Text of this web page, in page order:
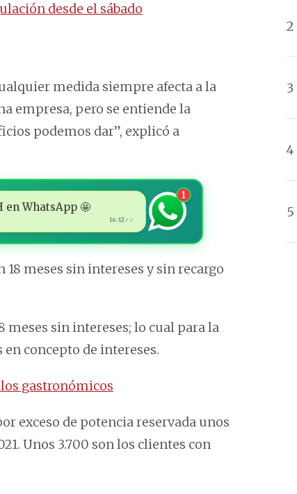
desde el sábado
medida siempre afecta a la
empresa, pero se entiende la
podemos dar”, explicó a
en WhatsApp 🤩
16:12✓✓
1
meses sin intereses y sin recargo
meses sin intereses; lo cual para la
concepto de intereses.
gastronómicos
exceso de potencia reservada unos
Unos 3.700 son los clientes con